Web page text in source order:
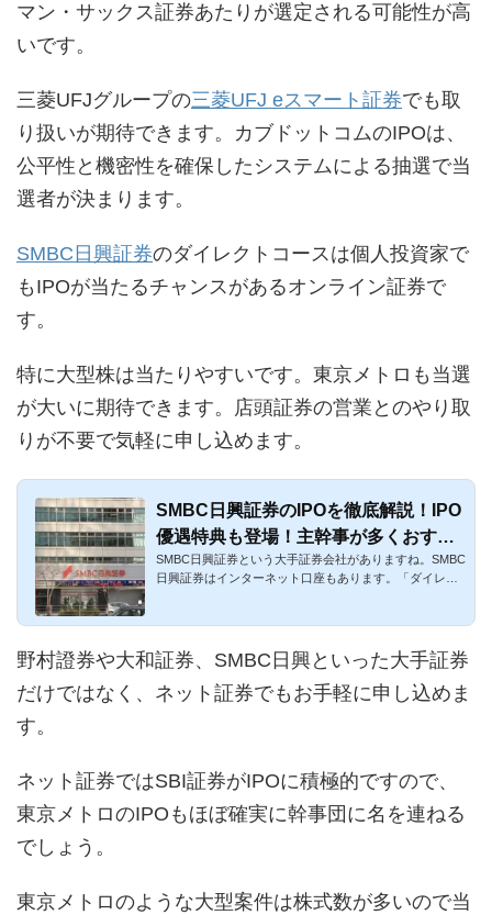
マン・サックス証券あたりが選定される可能性が高
いです。
三菱UFJグループの三菱UFJ eスマート証券でも取
り扱いが期待できます。カブドットコムのIPOは、
公平性と機密性を確保したシステムによる抽選で当
選者が決まります。
SMBC日興証券のダイレクトコースは個人投資家で
もIPOが当たるチャンスがあるオンライン証券で
す。
特に大型株は当たりやすいです。東京メトロも当選
が大いに期待できます。店頭証券の営業とのやり取
りが不要で気軽に申し込めます。
SMBC日興証券のIPOを徹底解説！IPO
優遇特典も登場！主幹事が多くおすす
め
SMBC日興証券という大手証券会社がありますね。SMBC
日興証券はインターネット口座もあります。「ダイレク
野村證券や大和証券、SMBC日興といった大手証券
だけではなく、ネット証券でもお手軽に申し込めま
す。
ネット証券ではSBI証券がIPOに積極的ですので、
東京メトロのIPOもほぼ確実に幹事団に名を連ねる
でしょう。
東京メトロのような大型案件は株式数が多いので当